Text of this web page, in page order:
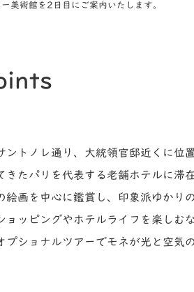
ー美術館を2日目にご案内いたします。
トノレ通り、大統領官邸近くに位
きたパリを代表する老舗ホテルに滞
画を中心に鑑賞し、印象派ゆかり
ッピングやホテルライフを楽しむ
ショナルツアーでモネが光と空気